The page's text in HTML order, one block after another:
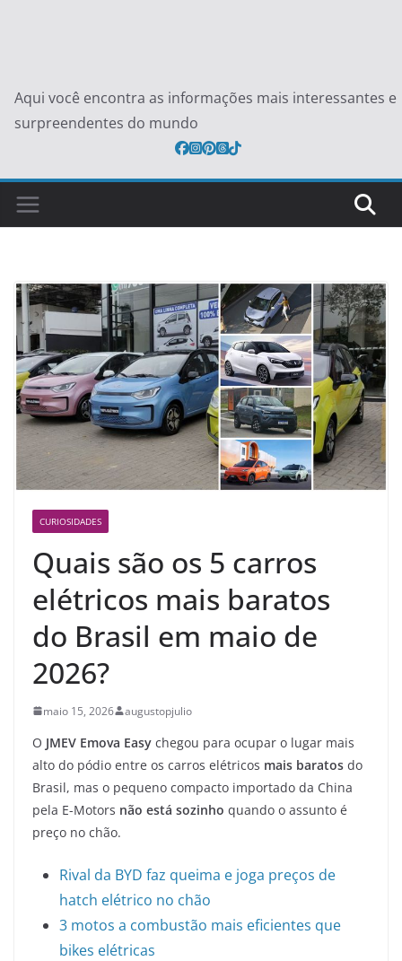
Aqui você encontra as informações mais interessantes e
surpreendentes do mundo
CURIOSIDADES
Quais são os 5 carros
elétricos mais baratos
do Brasil em maio de
2026?
maio 15, 2026 augustopjulio
O JMEV Emova Easy chegou para ocupar o lugar mais
alto do pódio entre os carros elétricos mais baratos do
Brasil, mas o pequeno compacto importado da China
pela E-Motors não está sozinho quando o assunto é
preço no chão.
Rival da BYD faz queima e joga preços de
hatch elétrico no chão
3 motos a combustão mais eficientes que
bikes elétricas